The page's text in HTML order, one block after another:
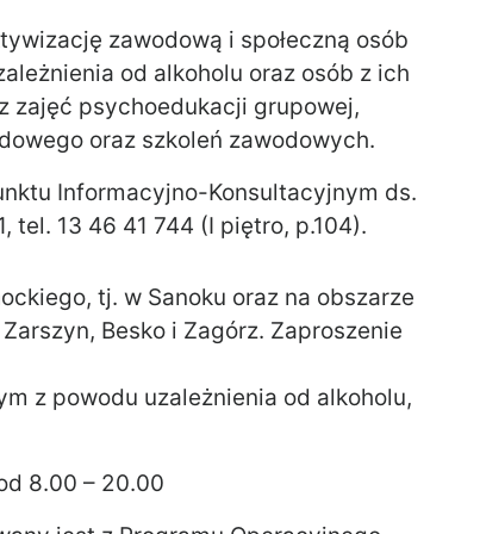
zawodową i społeczną osób
od alkoholu oraz osób z ich
zajęć psychoedukacji grupowej,
oraz szkoleń zawodowych.
Informacyjno-Konsultacyjnym ds.
tel. 13 46 41 744 (I piętro, p.104).
tj. w Sanoku oraz na obszarze
Besko i Zagórz. Zaproszenie
z powodu uzależnienia od alkoholu,
8.00 – 20.00